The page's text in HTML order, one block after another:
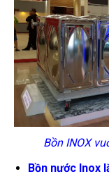
Bồn INOX
Bồn nước Inox